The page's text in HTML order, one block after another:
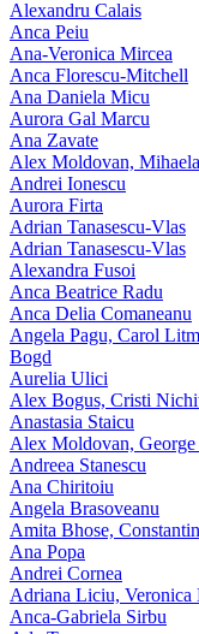
Alexandru Calais
Anca Peiu
Ana-Veronica Mircea
Anca Florescu-Mitchell
Ana Daniela Micu
Aurora Gal Marcu
Ana Zavate
Alex Moldovan,
Andrei Ionescu
Aurora Firta
Adrian Tanasescu‑Vlas
Adrian Tanasescu-Vlas
Alexandra Fusoi
Anca Beatrice Radu
Anca Delia Comaneanu
Angela Pagu, Carol
Bogd
Aurelia Ulici
Alex Bogus, Cristi
Anastasia Staicu
Alex Moldovan, George
Andreea Stanescu
Ana Chiritoiu
Angela Brasoveanu
Amita Bhose,
Ana Popa
Andrei Cornea
Adriana Liciu, Veronica
Anca‑Gabriela Sirbu